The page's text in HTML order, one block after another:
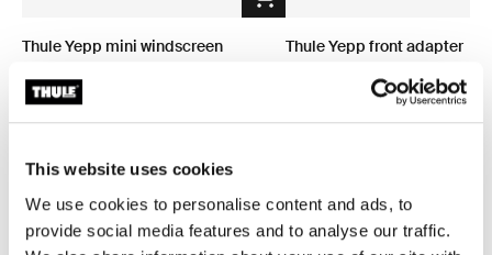
This website uses cookies
We use cookies to personalise content and ads, to
provide social media features and to analyse our traffic.
Thule Yepp mini windscreen
49,95 €
Thule Yepp front adapter